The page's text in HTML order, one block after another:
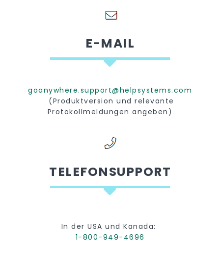
E-MAIL
goanywhere.support@helpsystems.com
(Produktversion und relevante
Protokollmeldungen angeben)
TELEFONSUPPORT
In der USA und Kanada:
1-800-949-4696